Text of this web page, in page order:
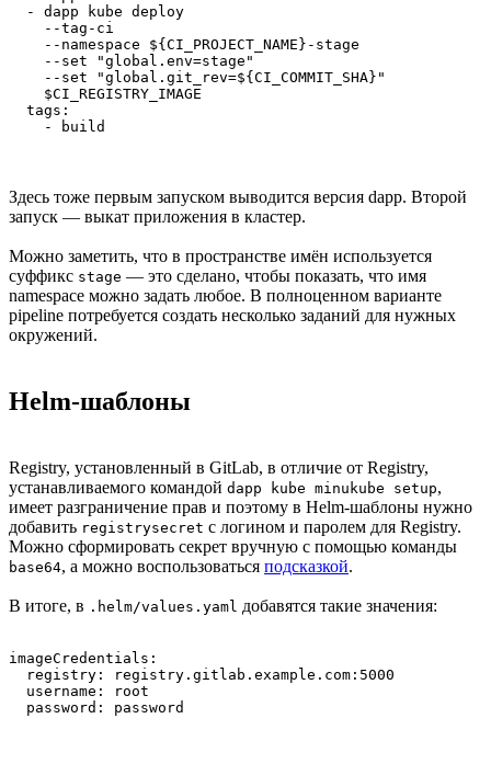
  - dapp kube deploy
    --tag-ci
    --namespace ${CI_PROJECT_NAME}-stage
    --set "global.env=stage"
    --set "global.git_rev=${CI_COMMIT_SHA}"
    $CI_REGISTRY_IMAGE
  tags:
    - build
Здесь тоже первым запуском выводится версия dapp. Второй
запуск — выкат приложения в кластер.
Можно заметить, что в пространстве имён используется
суффикс stage — это сделано, чтобы показать, что имя
namespace можно задать любое. В полноценном варианте
pipeline потребуется создать несколько заданий для нужных
окружений.
Helm-шаблоны
Registry, установленный в GitLab, в отличие от Registry,
устанавливаемого командой dapp kube minukube setup,
имеет разграничение прав и поэтому в Helm-шаблоны нужно
добавить registrysecret с логином и паролем для Registry.
Можно сформировать секрет вручную с помощью команды
base64, а можно воспользоваться подсказкой.
В итоге, в .helm/values.yaml добавятся такие значения:
imageCredentials:
  registry: registry.gitlab.example.com:5000
  username: root
  password: password